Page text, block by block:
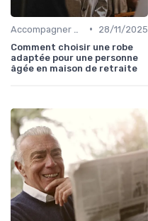
•
28/11/2025
Comment choisir une robe
adaptée pour une personne
âgée en maison de retraite